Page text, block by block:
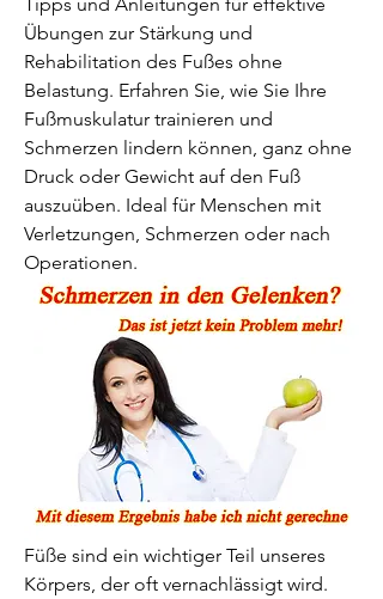
Übungen zur Stärkung und
Rehabilitation des Fußes ohne
Belastung. Erfahren Sie, wie Sie Ihre
Fußmuskulatur trainieren und
Schmerzen lindern können, ganz ohne
Druck oder Gewicht auf den Fuß
auszuüben. Ideal für Menschen mit
Verletzungen, Schmerzen oder nach
Operationen.
Füße sind ein wichtiger Teil unseres
Körpers, der oft vernachlässigt wird.